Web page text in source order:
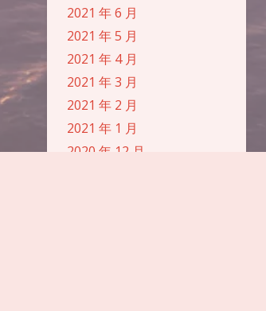
日落 暗化
2021 年 6 月
2021 年 5 月
2021 年 4 月
2021 年 3 月
2021 年 2 月
2021 年 1 月
2020 年 12 月